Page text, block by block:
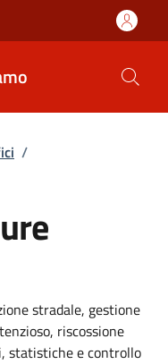
/
stradale, gestione
riscossione
statistiche e controllo